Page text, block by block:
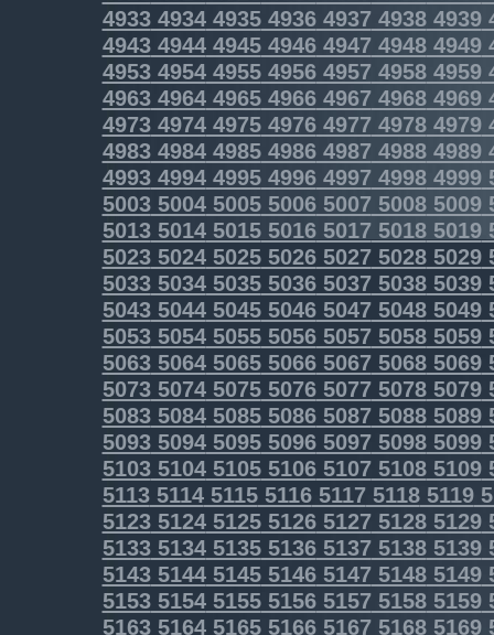
49334934493549364937 49384939
49434944494549464947 49484949
49534954495549564957 49584959
49634964496549664967 49684969
49734974497549764977 49784979
49834984498549864987 49884989
49934994499549964997 49984999
50035004500550065007 50085009
50135014501550165017 50185019
5023502450255026502750285029
5033503450355036503750385039
5043504450455046504750485049
5053505450555056505750585059
5063506450655066506750685069
5073507450755076507750785079
5083508450855086508750885089
5093509450955096509750985099
5103510451055106510751085109
5113511451155116511751185119
5123512451255126512751285129
5133513451355136513751385139
5143514451455146514751485149
5153515451555156515751585159
5163516451655166516751685169